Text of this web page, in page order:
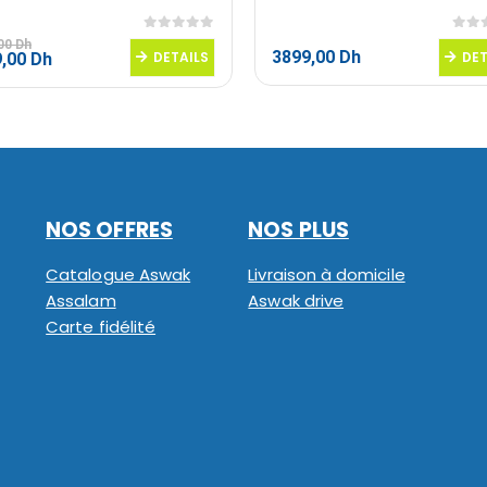
0sur 5
Dh
DhLe
actuel
DETAILS
0sur
3899,00 Dh
NOS OFFRES
Catalogue Aswak
Assalam
Carte fidélité
NOS PLUS
Livraison à domicile
Aswak drive